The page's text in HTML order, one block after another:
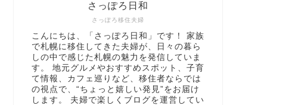
さっぽろ移住夫婦
さっぽろ日和
こんにちは、「さっぽろ日和」です！ 家族
で札幌に移住してきた夫婦が、日々の暮ら
しの中で感じた札幌の魅力を発信していま
す。 地元グルメやおすすめスポット、子育
て情報、カフェ巡りなど、移住者ならでは
の視点で、“ちょっと嬉しい発見”をお届け
します。 夫婦で楽しくブログを運営してい